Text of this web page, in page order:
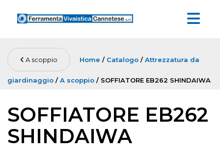
A scoppio Home / Catalogo /Attrezzatura da
giardinaggio /A scoppio / SOFFIATORE EB262 SHINDAIWA
SOFFIATORE EB262
SHINDAIWA